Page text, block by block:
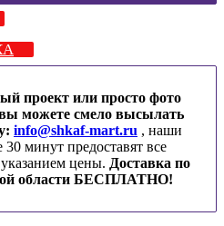
проект или просто фото
можете смело высылать
info@shkaf-mart.ru , наши
30 минут предоставят все
цены. Доставка по
области БЕСПЛАТНО!